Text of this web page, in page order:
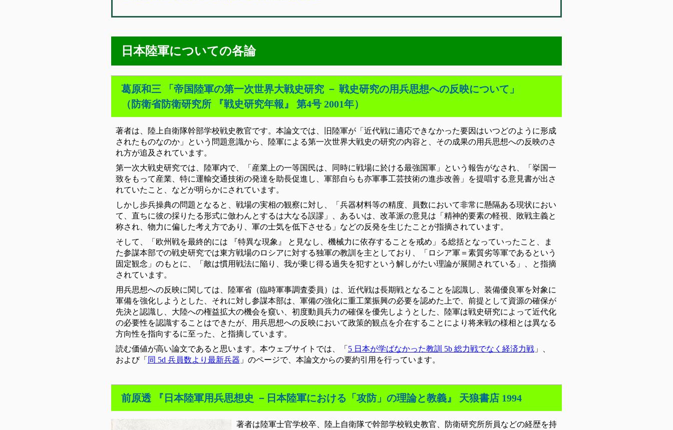
日本陸軍についての各論
葛原和三 「帝国陸軍の第一次世界大戦史研究 － 戦史研究の用兵思想への反映について」
（防衛省防衛研究所 『戦史研究年報』 第4号 2001年）
著者は、陸上自衛隊幹部学校戦史教官です。本論文では、旧陸軍が「近代戦に適応できなかった要因はいつどのように形成
されたものなのか」という問題意識から、陸軍による第一次世界大戦史の研究の内容と、その成果の用兵思想への反映のさ
れ方が追及されています。
第一次大戦史研究では、陸軍内で、「産業上の一等国民は、同時に戦場に於ける最強国軍」という報告がなされ、「挙国一
致をもって産業、特に運輸交通技術の発達を助長促進し、軍部自らも亦軍事工芸技術の進歩改善」を提唱する意見書が出さ
れていたこと、などが明らかにされています。
しかし歩兵操典の問題となると、戦場の実相の観察に対し、「兵器材料等の精度、員数において非常に懸隔ある現状におい
て、直ちに彼の採りたる形式に倣わんとするは大なる誤謬」、あるいは、改革派の意見は「精神的要素の軽視、敗戦主義と
称され、物力に偏した考え方であり、軍の士気を低下させる」などの反発を生じたことが指摘されています。
そして、「欧州戦を最終的には 『特異な現象』 と見なし、機械力に依存することを戒め」る総括となっていったこと、ま
た参謀本部での戦史研究では東方戦場のロシアに対する独軍の教訓を主としており、「ロシア軍＝素質劣等軍であるという
固定観念」のもとに、「敵は慣用戦法に陥り、我が乗じ得る過失を犯すという解しがたい理論が展開されている」、と指摘
されています。
用兵思想への反映に関しては、陸軍省（臨時軍事調査委員）は、近代戦は長期戦となることを認識し、装備優良軍を対象に
軍備を強化しようとした、それに対し参謀本部は、軍備の強化に重工業振興の必要を認めた上で、前提として資源の確保が
先決と認識し、大陸への権益拡大の機会を窺い、初度動員兵力の確保を優先しようとした、陸軍は戦史研究によって近代化
の必要性を認識することはできたが、用兵思想への反映において政策的観点を介在することにより将来戦の様相とは異なる
方向性を指向するに至った、と指摘しています。
読む価値が高い論文であると思います。本ウェブサイトでは、「 5 日本が学ばなかった教訓 5b 総力戦でなく経済力戦」、
および「 同 5d 兵員数より最新兵器 」のページで、本論文からの要約引用を行っています。
前原透 『日本陸軍用兵思想史 －日本陸軍における「攻防」の理論と教義』 天狼書店 1994
著者は陸軍士官学校卒、陸上自衛隊で幹部学校戦史教官、防衛研究所所員などの経歴を持